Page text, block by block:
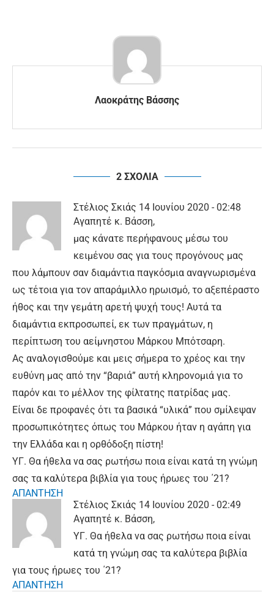
Λαοκράτης Βάσσης
2 ΣΧΟΛΙΑ
Στέλιος Σκιάς 14 Ιουνίου 2020 - 02:48
Αγαπητέ κ. Βάσση,
μας κάνατε περήφανους μέσω του
κειμένου σας για τους προγόνους μας
που λάμπουν σαν διαμάντια παγκόσμια αναγνωρισμένα
ως τέτοια για τον απαράμιλλο ηρωισμό, το αξεπέραστο
ήθος και την γεμάτη αρετή ψυχή τους! Αυτά τα
διαμάντια εκπροσωπεί, εκ των πραγμάτων, η
περίπτωση του αείμνηστου Μάρκου Μπότσαρη.
Ας αναλογισθούμε και μεις σήμερα το χρέος και την
ευθύνη μας από την “βαριά” αυτή κληρονομιά για το
παρόν και το μέλλον της φίλτατης πατρίδας μας.
Είναι δε προφανές ότι τα βασικά “υλικά” που σμίλεψαν
προσωπικότητες όπως του Μάρκου ήταν η αγάπη για
την Ελλάδα και η ορθόδοξη πίστη!
ΥΓ. Θα ήθελα να σας ρωτήσω ποια είναι κατά τη γνώμη
σας τα καλύτερα βιβλία για τους ήρωες του ΄21?
ΑΠΑΝΤΗΣΗ
Στέλιος Σκιάς 14 Ιουνίου 2020 - 02:49
Αγαπητέ κ. Βάσση,
ΥΓ. Θα ήθελα να σας ρωτήσω ποια είναι
κατά τη γνώμη σας τα καλύτερα βιβλία
για τους ήρωες του ΄21?
ΑΠΑΝΤΗΣΗ